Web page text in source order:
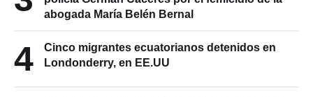
abogada María Belén Bernal
4
Cinco migrantes ecuatorianos detenidos en
Londonderry, en EE.UU